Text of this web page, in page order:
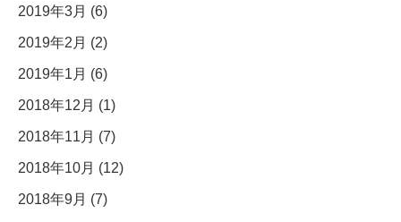
2019年3月 (6)
2019年2月 (2)
2019年1月 (6)
2018年12月 (1)
2018年11月 (7)
2018年10月 (12)
2018年9月 (7)